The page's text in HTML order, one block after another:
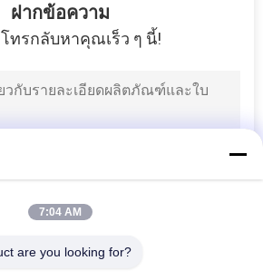
ฝากข้อความ
โทรกลับหาคุณเร็ว ๆ นี้!
7:04 AM
are you looking for?